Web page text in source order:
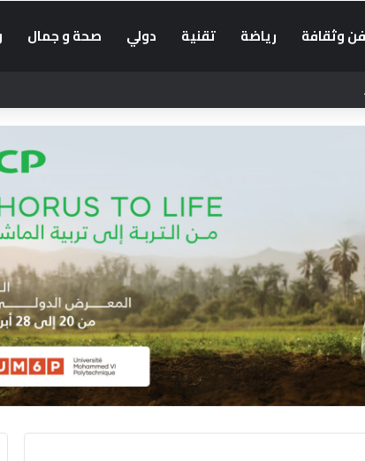
فن وثقافة رياضة تقنية دولي صحة و جمال
المدرسي 2026-2027